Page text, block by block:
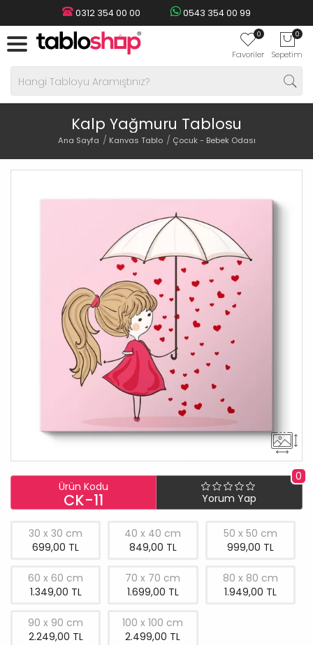
0312 354 00 00 0543 354 00 99
0
Favoriler
0
Sepetim
Kalp Yağmuru Tablosu
Ana Sayfa Kanvas Tablo Çocuk - Bebek Odası
Ürün Kodu
CK-11
0
Yorum Yap
30 x 30 cm
699,00 TL
40 x 40 cm
849,00 TL
50 x 50 cm
999,00 TL
60 x 60 cm
1.349,00 TL
70 x 70 cm
1.699,00 TL
80 x 80 cm
1.949,00 TL
90 x 90 cm
2.249,00 TL
100 x 100 cm
2.499,00 TL